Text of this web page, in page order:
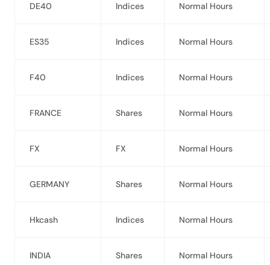
DE40 Indices Normal Hours
ES35 Indices Normal Hours
F40 Indices Normal Hours
FRANCE Shares Normal Hours
FX FX Normal Hours
GERMANY Shares Normal Hours
Hkcash Indices Normal Hours
INDIA Shares Normal Hours